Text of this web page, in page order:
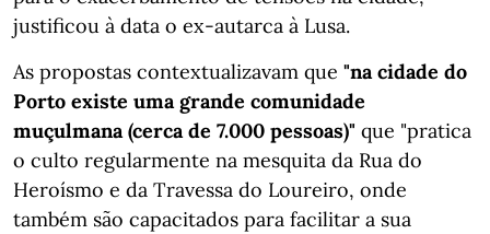
justificou à data o ex-autarca à Lusa.
As propostas contextualizavam que "na cidade do
Porto existe uma grande comunidade
muçulmana (cerca de 7.000 pessoas)" que "pratica
o culto regularmente na mesquita da Rua do
Heroísmo e da Travessa do Loureiro, onde
também são capacitados para facilitar a sua